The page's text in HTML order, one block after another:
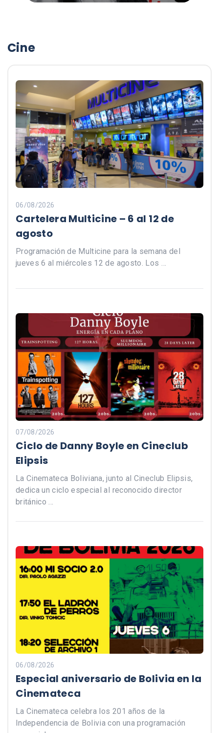
Cine
06/08/2026
Cartelera Multicine – 6 al 12 de
agosto
Programación de Multicine para la semana del
jueves 6 al miércoles 12 de agosto. Los …
07/08/2026
Ciclo de Danny Boyle en Cineclub
Elipsis
La Cinemateca Boliviana, junto al Cineclub Elipsis,
dedica un ciclo especial al reconocido director
británico …
06/08/2026
Especial aniversario de Bolivia en la
Cinemateca
La Cinemateca celebra los 201 años de la
Independencia de Bolivia con una programación